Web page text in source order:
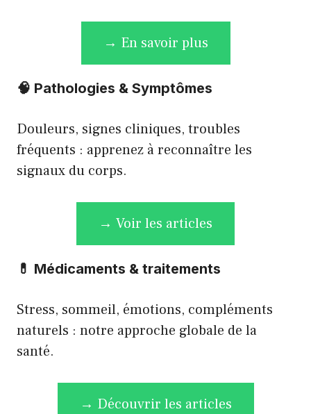
→ En savoir plus
🧠 Pathologies & Symptômes
Douleurs, signes cliniques, troubles
fréquents : apprenez à reconnaître les
signaux du corps.
→ Voir les articles
💊 Médicaments & traitements
Stress, sommeil, émotions, compléments
naturels : notre approche globale de la
santé.
→ Découvrir les articles